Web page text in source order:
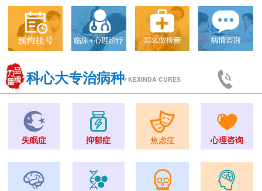
科心大专治病种/ KEXINDA CURES
失眠症 抑郁症 焦虑症 心理咨询